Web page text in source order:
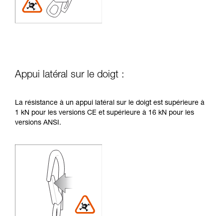
Appui latéral sur le doigt :
La résistance à un appui latéral sur le doigt est supérieure à
1 kN pour les versions CE et supérieure à 16 kN pour les
versions ANSI.